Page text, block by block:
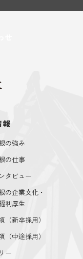
報
の強み
の仕事
タビュー
の企業文化・
利厚生
（新卒採用）
（中途採用）
ー